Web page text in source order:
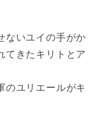
ないユイの手がか
てきたキリトとア
のユリエールがキ